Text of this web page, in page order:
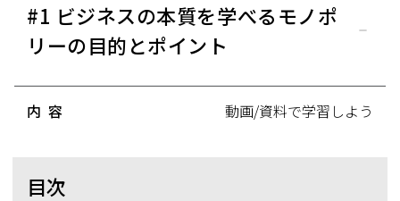
#1 ビジネスの本質を学べるモノポ
リーの目的とポイント
内容 動画/資料で学習しよう
目次